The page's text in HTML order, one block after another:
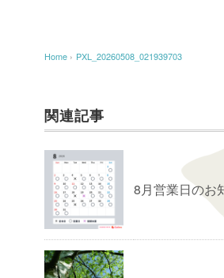
Home › PXL_20260508_021939703
関連記事
8月営業日のお